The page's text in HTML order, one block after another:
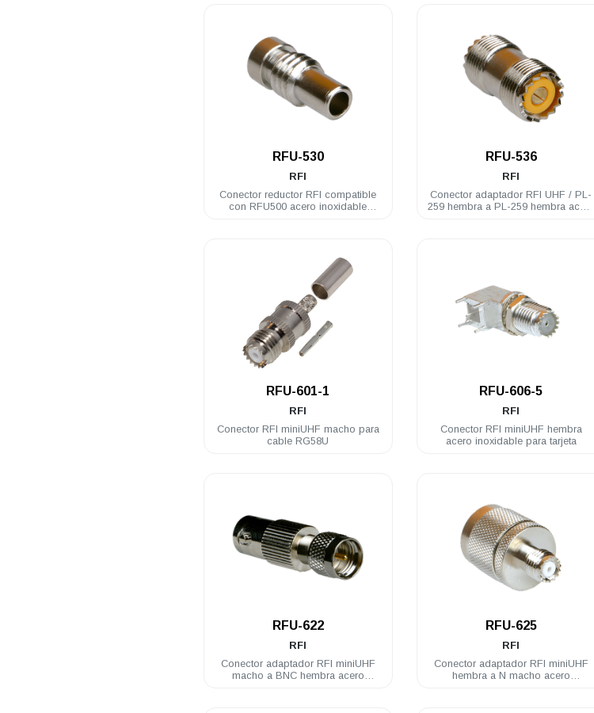
RFU-530
RFI
Conector reductor RFI compatible
con RFU500 acero inoxidable
RFU-536
RFI
Conector adaptador RFI UHF / PL-
259 hembra a PL-259 hembra acero
RFU-601-1
RFI
Conector RFI miniUHF macho para
cable RG58U
RFU-606-5
RFI
Conector RFI miniUHF hembra
acero inoxidable para tarjeta
RFU-622
RFI
Conector adaptador RFI miniUHF
macho a BNC hembra acero
RFU-625
RFI
Conector adaptador RFI miniUHF
hembra a N macho acero